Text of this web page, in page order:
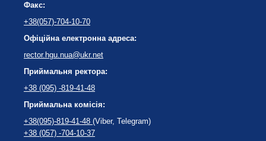
Факс:
+38(057)-704-10-70
Офіційна електронна адреса:
rector.hgu.nua@ukr.net
Приймальня ректора:
+38 (095) -819-41-48
Приймальна комісія:
+38(095)-819-41-48 (Viber, Telegram)
+38 (057) -704-10-37